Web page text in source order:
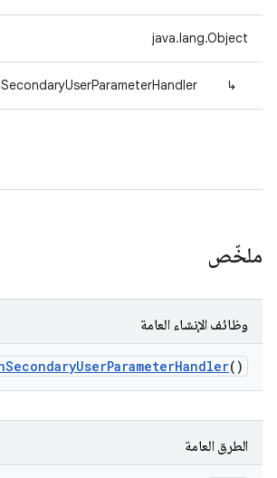
java.lang.Object
↳
ملخّص
وظائف الإنشاء العامة
SecondaryUserParameterHandler()
الطرق العامة